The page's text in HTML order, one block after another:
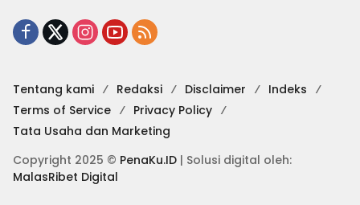
Tentang kami Redaksi Disclaimer
Indeks
Terms of Service
Privacy Policy
Tata Usaha dan Marketing
Copyright 2025 © PenaKu.ID | Solusi digital oleh:
MalasRibet Digital